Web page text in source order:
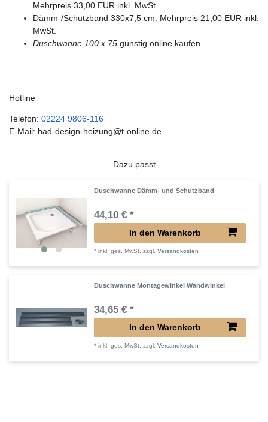
Mehrpreis 33,00 EUR inkl. MwSt.
Dämm-/Schutzband 330x7,5 cm: Mehrpreis 21,00 EUR inkl.
MwSt.
Duschwanne 100 x 75 günstig online kaufen
Hotline
Telefon: 02224 9806-116
E-Mail: bad-design-heizung@t-online.de
Dazu passt
Duschwanne Dämm- und Schutzband
44,10 € *
In den Warenkorb
*inkl. ges. MwSt. zzgl.Versandkosten
Duschwanne Montagewinkel Wandwinkel
34,65 € *
In den Warenkorb
*inkl. ges. MwSt. zzgl.Versandkosten